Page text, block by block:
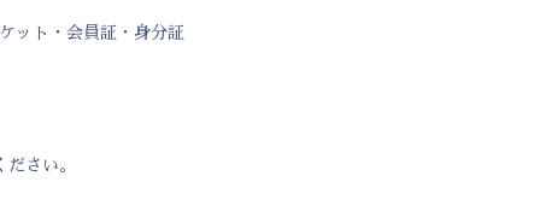
ット・会員証・身分証
さい。